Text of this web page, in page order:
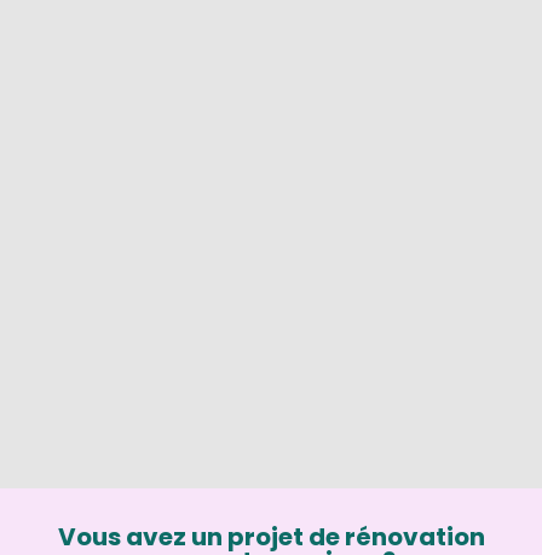
Vous avez un projet de rénovation